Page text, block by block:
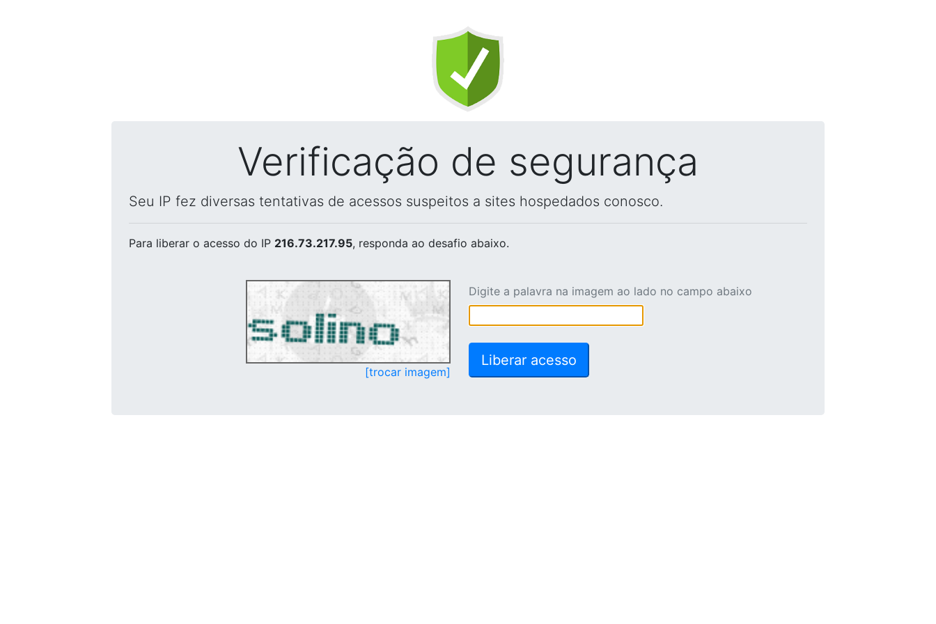
Verificação de segurança
Seu IP fez diversas tentativas de acessos suspeitos a sites hospedados conosco.
Para liberar o acesso do IP 216.73.217.95, responda ao desafio abaixo.
[trocar imagem]
Digite a palavra na imagem ao lado no campo abaixo